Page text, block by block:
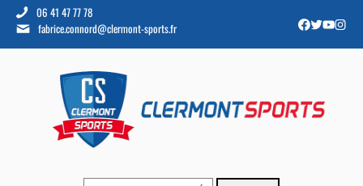
06 41 47 77 78
fabrice.connord@clermont-sports.fr